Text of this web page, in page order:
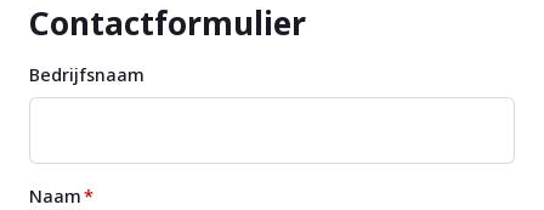
Contactformulier
Bedrijfsnaam
Naam*